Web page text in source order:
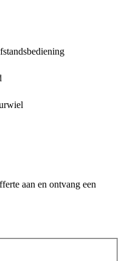
aan en ontvang een